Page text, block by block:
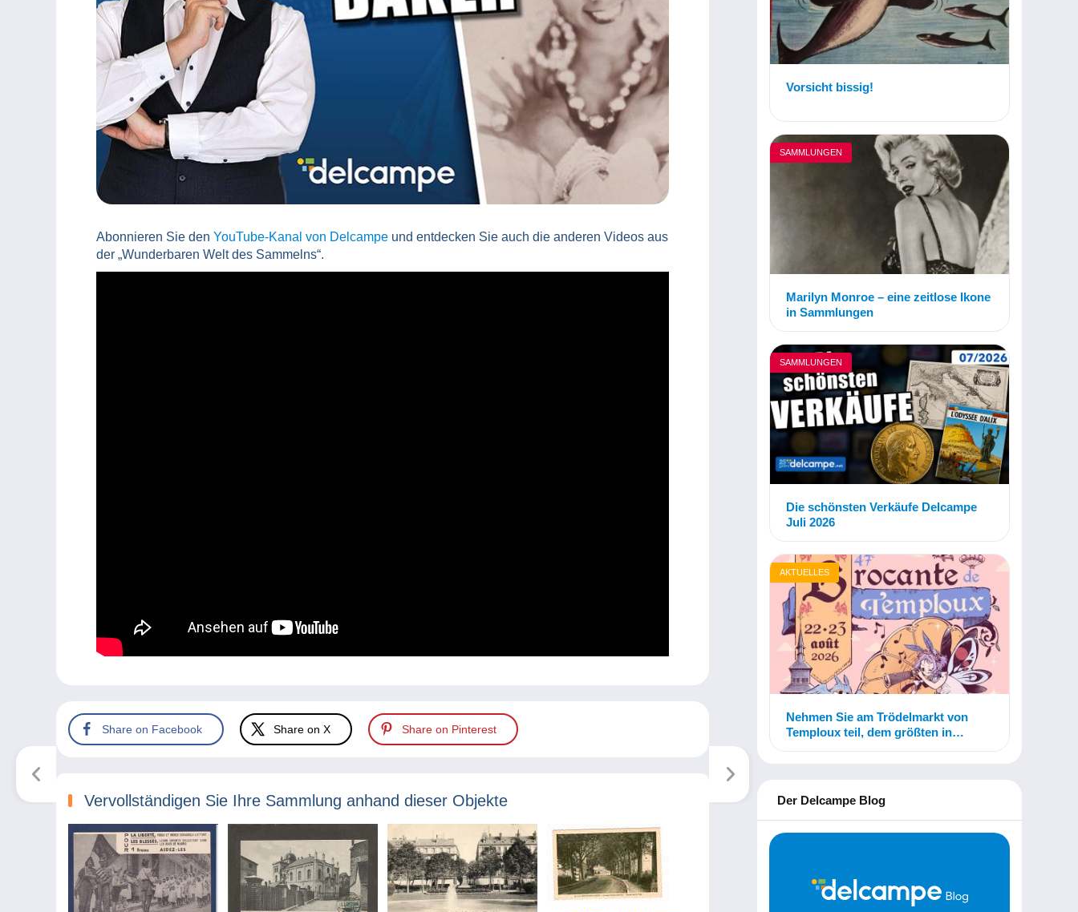
Abonnieren Sie den YouTube-Kanal von Delcampe und entdecken Sie auch die anderen Videos aus
der „Wunderbaren Welt des Sammelns“.
Share on Facebook Share on X Share on Pinterest
Vervollständigen Sie Ihre Sammlung anhand dieser Objekte
Vorsicht bissig!
SAMMLUNGEN
Marilyn Monroe – eine zeitlose Ikone
in Sammlungen
SAMMLUNGEN
Die schönsten Verkäufe Delcampe
Juli 2026
AKTUELLES
Nehmen Sie am Trödelmarkt von
Temploux teil, dem größten in
Der Delcampe Blog